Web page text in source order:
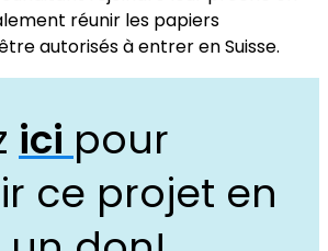
réunir les papiers
autorisés à entrer en Suisse.
ici pour
ce projet en